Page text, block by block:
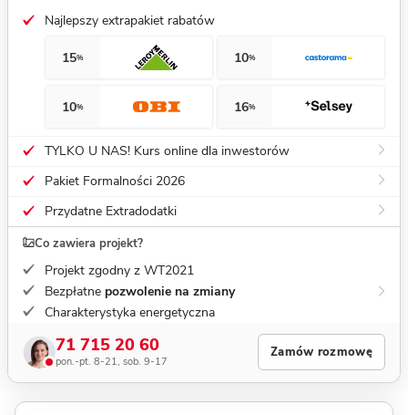
Najlepszy extrapakiet rabatów
15% 10%
10% 16%
TYLKO U NAS! Kurs online dla inwestorów
Pakiet Formalności 2026
Przydatne Extradodatki
Co zawiera projekt?
Projekt zgodny z WT2021
Bezpłatne pozwolenie na zmiany
Charakterystyka energetyczna
71 715 20 60
pon.-pt. 8-21, sob. 9-17
Zamów rozmowę